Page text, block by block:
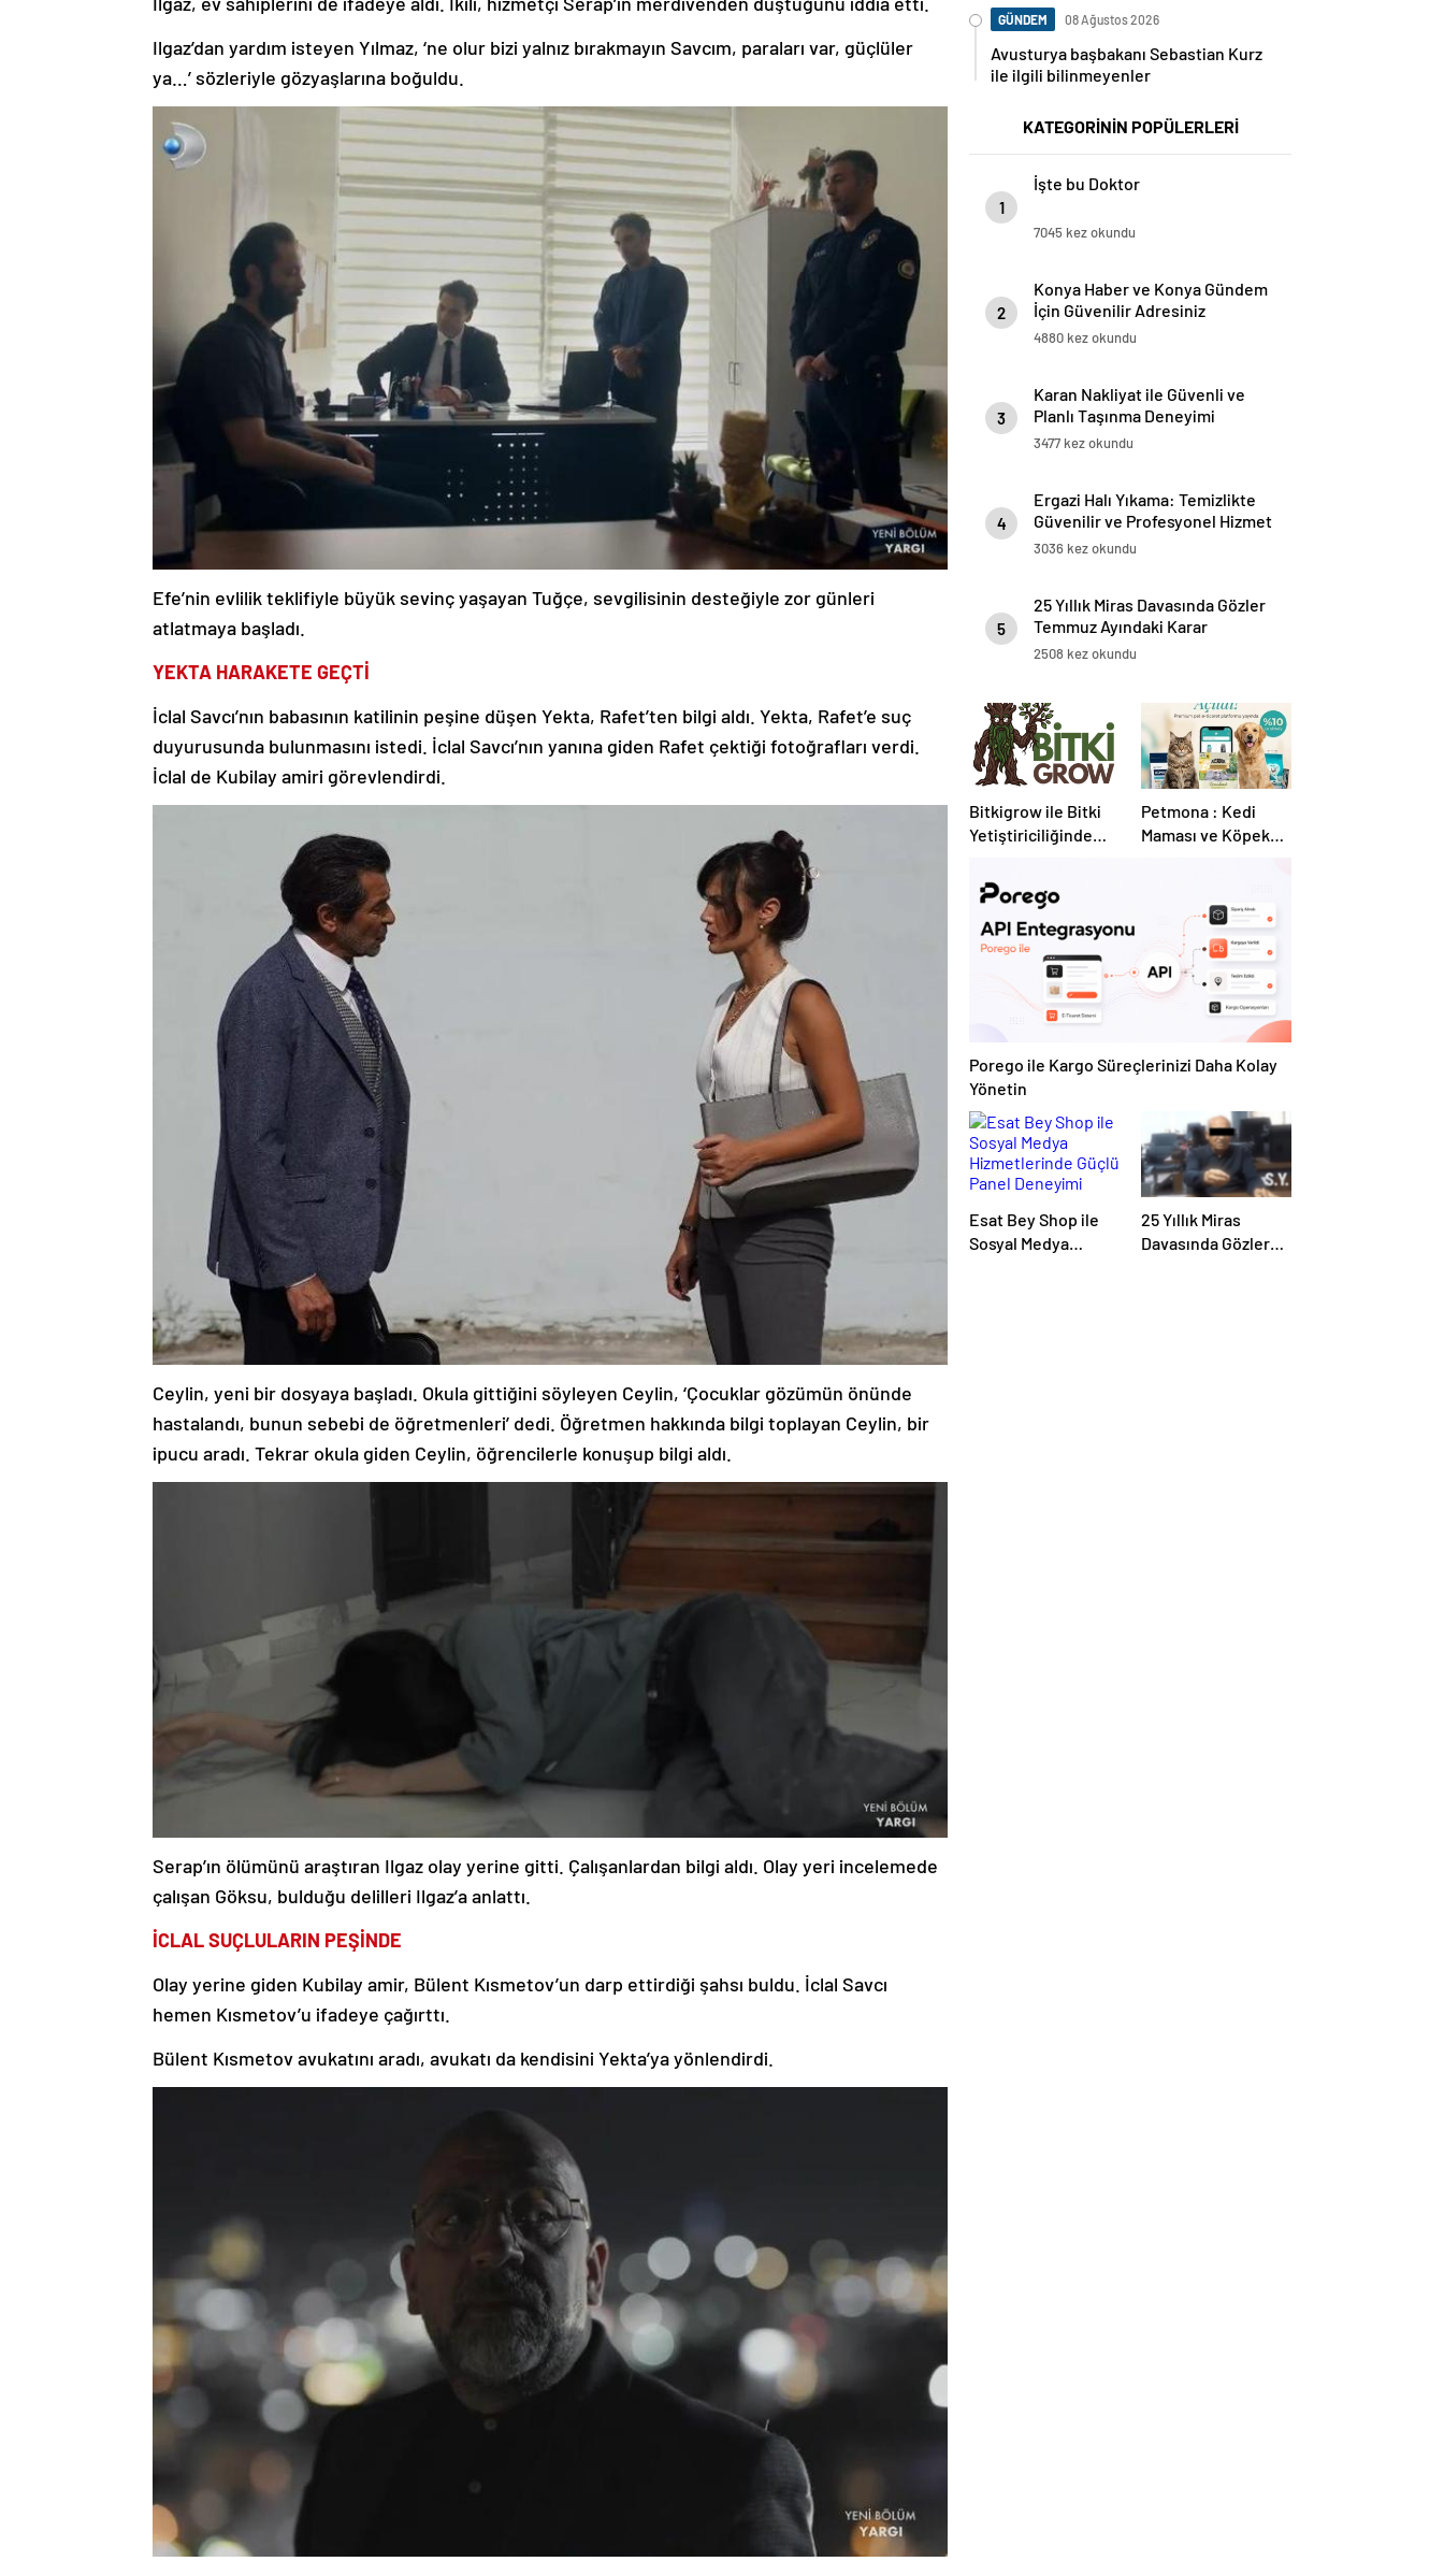
Ilgaz’dan yardım isteyen Yılmaz, ‘ne olur bizi yalnız bırakmayın Savcım, paraları var, güçlüler
ya…’ sözleriyle gözyaşlarına boğuldu.
Efe’nin evlilik teklifiyle büyük sevinç yaşayan Tuğçe, sevgilisinin desteğiyle zor günleri
atlatmaya başladı.
YEKTA HARAKETE GEÇTİ
İclal Savcı’nın babasının katilinin peşine düşen Yekta, Rafet’ten bilgi aldı. Yekta, Rafet’e suç
duyurusunda bulunmasını istedi. İclal Savcı’nın yanına giden Rafet çektiği fotoğrafları verdi.
İclal de Kubilay amiri görevlendirdi.
Ceylin, yeni bir dosyaya başladı. Okula gittiğini söyleyen Ceylin, ‘Çocuklar gözümün önünde
hastalandı, bunun sebebi de öğretmenleri’ dedi. Öğretmen hakkında bilgi toplayan Ceylin, bir
ipucu aradı. Tekrar okula giden Ceylin, öğrencilerle konuşup bilgi aldı.
Serap’ın ölümünü araştıran Ilgaz olay yerine gitti. Çalışanlardan bilgi aldı. Olay yeri incelemede
çalışan Göksu, bulduğu delilleri Ilgaz’a anlattı.
İCLAL SUÇLULARIN PEŞİNDE
Olay yerine giden Kubilay amir, Bülent Kısmetov’un darp ettirdiği şahsı buldu. İclal Savcı
hemen Kısmetov’u ifadeye çağırttı.
Bülent Kısmetov avukatını aradı, avukatı da kendisini Yekta’ya yönlendirdi.
GÜNDEM 08 Ağustos 2026
Avusturya başbakanı Sebastian Kurz
ile ilgili bilinmeyenler
KATEGORİNİN POPÜLERLERİ
1
İşte bu Doktor
7045 kez okundu
2
Konya Haber ve Konya Gündem
İçin Güvenilir Adresiniz
4880 kez okundu
3
Karan Nakliyat ile Güvenli ve
Planlı Taşınma Deneyimi
3477 kez okundu
4
Ergazi Halı Yıkama: Temizlikte
Güvenilir ve Profesyonel Hizmet
3036 kez okundu
5
25 Yıllık Miras Davasında Gözler
Temmuz Ayındaki Karar
Duruşmasına Çevrildi
2508 kez okundu
Bitkigrow ile Bitki
Yetiştiriciliğinde
Ürün Seçimi
Petmona : Kedi
Maması ve Köpek
Porego ile Kargo Süreçlerinizi Daha Kolay
Yönetin
Esat Bey Shop ile
Sosyal Medya
25 Yıllık Miras
Davasında Gözler